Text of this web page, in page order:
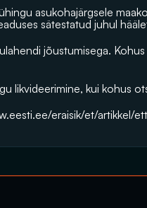
asukohajärgsele
sätestatud juhul
jõustumisega.
likvideerimine, kui kohus
eraisik/et/artikkel/